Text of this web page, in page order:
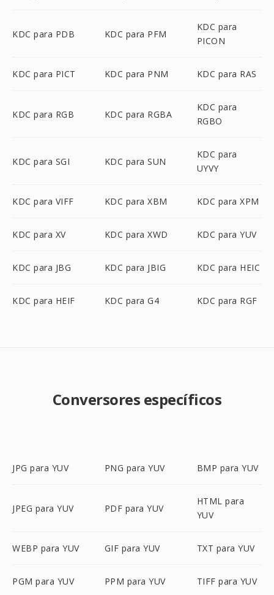
KDC para PDB KDC para PFM
KDC para
PICON
KDC para PICT KDC para PNM KDC para RAS
KDC para RGB KDC para RGBA
KDC para
RGBO
KDC para SGI KDC para SUN
KDC para
UYVY
KDC para VIFF KDC para XBM KDC para XPM
KDC para XV KDC para XWD KDC para YUV
KDC para JBG KDC para JBIG KDC para HEIC
KDC para HEIF KDC para G4 KDC para RGF
Conversores específicos
JPG para YUV PNG para YUV BMP para YUV
JPEG para YUV PDF para YUV
HTML para
YUV
WEBP para YUV GIF para YUV TXT para YUV
PGM para YUV PPM para YUV TIFF para YUV